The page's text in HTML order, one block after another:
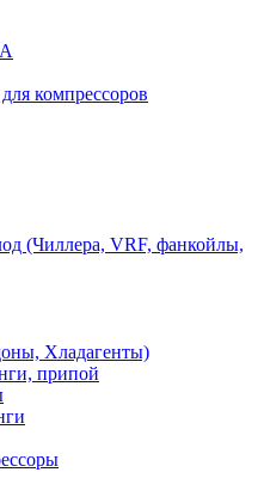
компрессоров
(Чиллера, VRF, фанкойлы,
Хладагенты)
припой